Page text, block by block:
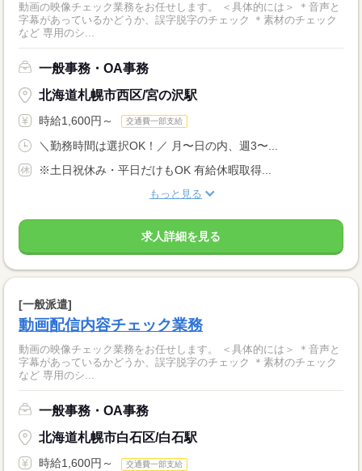
動画の映像チェック業務をお任せします。 ＜具体的には＞ ＊音声と
字幕があっているかどうか、誤字脱字のチェック ＊素材のチェック
など 専用のシ...
一般事務・OA事務
北海道札幌市西区/宮の沢駅
時給1,600円～ 交通費一部支給
＼勤務時間は選択OK！／ 月〜日の内、週3〜...
※土日祝休み・平日だけもOK 有給休暇取得...
もっと見る
求人詳細を見る
[一般派遣]
動画配信内容チェック業務
動画の映像チェック業務をお任せします。 ＜具体的には＞ ＊音声と
字幕があっているかどうか、誤字脱字のチェック ＊素材のチェック
など 専用のシ...
一般事務・OA事務
北海道札幌市白石区/白石駅
時給1,600円～ 交通費一部支給